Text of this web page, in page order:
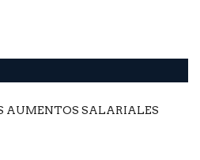
AUMENTOS SALARIALES